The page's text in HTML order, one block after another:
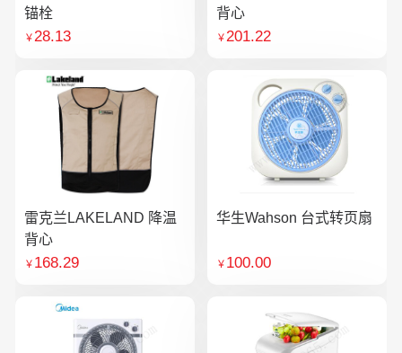
锚栓
￥28.13
背心
￥201.22
雷克兰LAKELAND 降温
背心
￥ 168.29
华生Wahson 台式转页扇
￥ 100.00